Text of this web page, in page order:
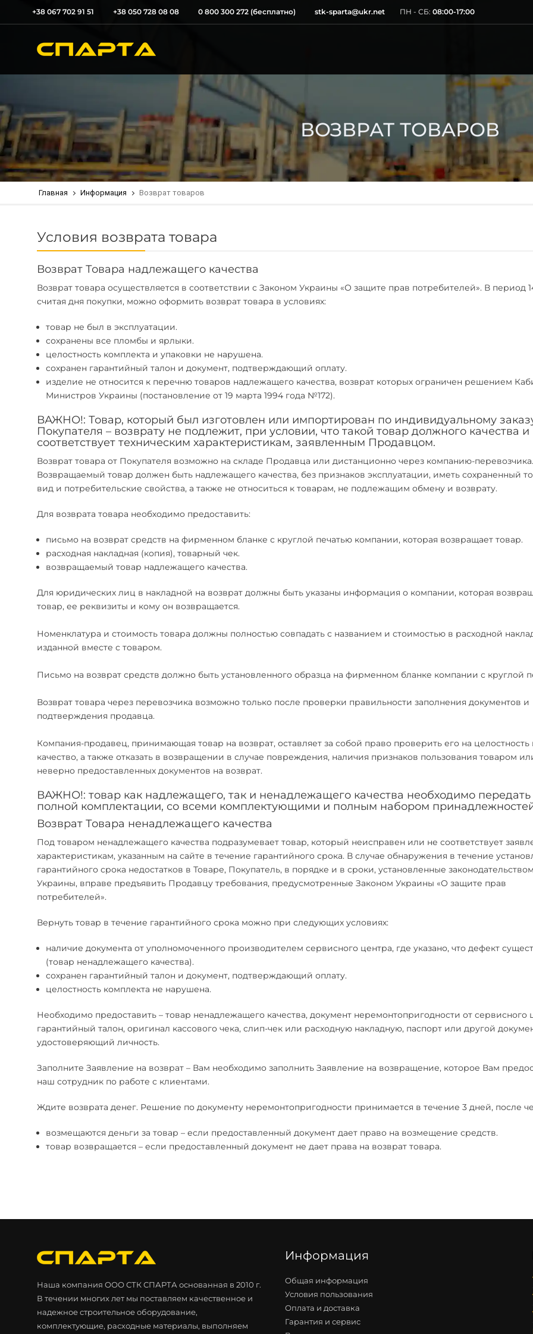
+38 067 702 91 51 +38 050 728 08 08 0 800 300 272 (бесплатно) stk-sparta@ukr.net ПН - СБ: 08:00-17:00
ВОЗВРАТ ТОВАРОВ
Главная Информация Возврат товаров
Условия возврата товара
Возврат Товара надлежащего качества
Возврат товара осуществляется в соответствии с Законом Украины «О защите прав потребителей». В период
считая дня покупки, можно оформить возврат товара в условиях:
товар не был в эксплуатации.
сохранены все пломбы и ярлыки.
целостность комплекта и упаковки не нарушена.
сохранен гарантийный талон и документ, подтверждающий оплату.
изделие не относится к перечню товаров надлежащего качества, возврат которых ограничен решением
Министров Украины (постановление от 19 марта 1994 года №172).
ВАЖНО!: Товар, который был изготовлен или импортирован по индивидуальному
Покупателя – возврату не подлежит, при условии, что такой товар должного качества и
соответствует техническим характеристикам, заявленным Продавцом.
Возврат товара от Покупателя возможно на складе Продавца или дистанционно через компанию-перевозчика.
Возвращаемый товар должен быть надлежащего качества, без признаков эксплуатации, иметь сохраненный
вид и потребительские свойства, а также не относиться к товарам, не подлежащим обмену и возврату.
Для возврата товара необходимо предоставить:
письмо на возврат средств на фирменном бланке с круглой печатью компании, которая возвращает товар.
расходная накладная (копия), товарный чек.
возвращаемый товар надлежащего качества.
Для юридических лиц в накладной на возврат должны быть указаны информация о компании, которая
товар, ее реквизиты и кому он возвращается.
Номенклатура и стоимость товара должны полностью совпадать с названием и стоимостью в расходной
изданной вместе с товаром.
Письмо на возврат средств должно быть установленного образца на фирменном бланке компании с круглой
Возврат товара через перевозчика возможно только после проверки правильности заполнения документов и
подтверждения продавца.
Компания-продавец, принимающая товар на возврат, оставляет за собой право проверить его на целостность
качество, а также отказать в возвращении в случае повреждения, наличия признаков пользования товаром
неверно предоставленных документов на возврат.
ВАЖНО!: товар как надлежащего, так и ненадлежащего качества необходимо передать
полной комплектации, со всеми комплектующими и полным набором
Возврат Товара ненадлежащего качества
Под товаром ненадлежащего качества подразумевает товар, который неисправен или не соответствует
характеристикам, указанным на сайте в течение гарантийного срока. В случае обнаружения в течение
гарантийного срока недостатков в Товаре, Покупатель, в порядке и в сроки, установленные законодательством
Украины, вправе предъявить Продавцу требования, предусмотренные Законом Украины «О защите прав
потребителей».
Вернуть товар в течение гарантийного срока можно при следующих условиях:
наличие документа от уполномоченного производителем сервисного центра, где указано, что дефект
(товар ненадлежащего качества).
сохранен гарантийный талон и документ, подтверждающий оплату.
целостность комплекта не нарушена.
Необходимо предоставить – товар ненадлежащего качества, документ неремонтопригодности от сервисного
гарантийный талон, оригинал кассового чека, слип-чек или расходную накладную, паспорт или другой
удостоверяющий личность.
Заполните Заявление на возврат – Вам необходимо заполнить Заявление на возвращение, которое Вам
наш сотрудник по работе с клиентами.
Ждите возврата денег. Решение по документу неремонтопригодности принимается в течение 3 дней, после
возмещаются деньги за товар – если предоставленный документ дает право на возмещение средств.
товар возвращается – если предоставленный документ не дает права на возврат товара.
Наша компания ООО СТК СПАРТА основанная в 2010 г.
В течении многих лет мы поставляем качественное и
надежное строительное оборудование,
комплектующие, расходные материалы, выполняем
Информация
Общая информация
Условия пользования
Оплата и доставка
Гарантия и сервис